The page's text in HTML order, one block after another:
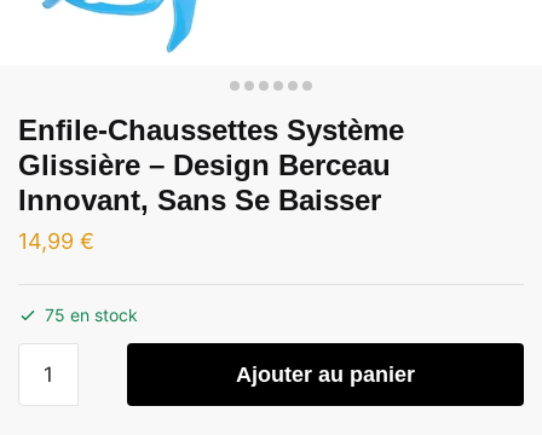
Enfile-Chaussettes Système
Glissière – Design Berceau
Innovant, Sans Se Baisser
14,99 €
75 en stock
Ajouter au panier